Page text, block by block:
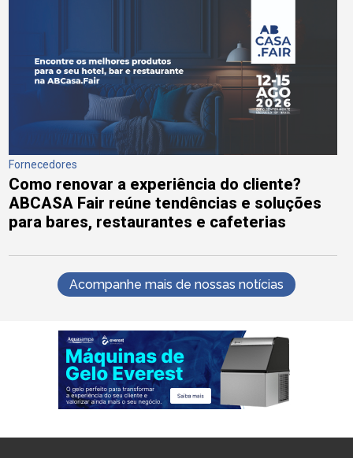
Fornecedores
Como renovar a experiência do cliente?
ABCASA Fair reúne tendências e soluções
para bares, restaurantes e cafeterias
Acompanhe mais de nossas notícias